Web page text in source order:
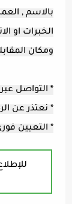
بالاسم ,
ومكان
* التواصل
* نعتذر عن الرد
* التعيين